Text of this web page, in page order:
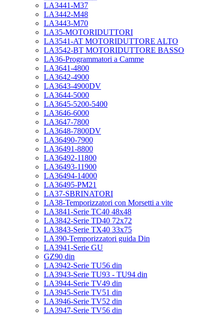
LA3441-M37
LA3442-M48
LA3443-M70
LA35-MOTORIDUTTORI
LA3541-AT MOTORIDUTTORE ALTO
LA3542-BT MOTORIDUTTORE BASSO
LA36-Programmatori a Camme
LA3641-4800
LA3642-4900
LA3643-4900DV
LA3644-5000
LA3645-5200-5400
LA3646-6000
LA3647-7800
LA3648-7800DV
LA36490-7900
LA36491-8800
LA36492-11800
LA36493-11900
LA36494-14000
LA36495-PM21
LA37-SBRINATORI
LA38-Temporizzatori con Morsetti a vite
LA3841-Serie TC40 48x48
LA3842-Serie TD40 72x72
LA3843-Serie TX40 33x75
LA390-Temporizzatori guida Din
LA3941-Serie GU
GZ90 din
LA3942-Serie TU56 din
LA3943-Serie TU93 - TU94 din
LA3944-Serie TV49 din
LA3945-Serie TV51 din
LA3946-Serie TV52 din
LA3947-Serie TV56 din